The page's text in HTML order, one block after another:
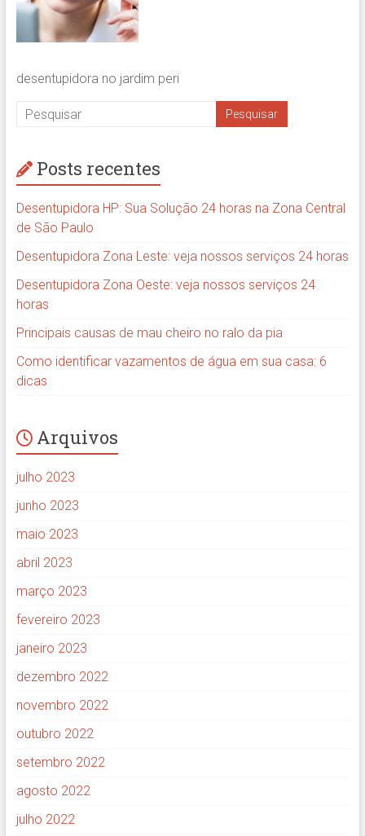
desentupidora no jardim peri
Posts recentes
Desentupidora HP: Sua Solução 24 horas na Zona Central
de São Paulo
Desentupidora Zona Leste: veja nossos serviços 24 horas
Desentupidora Zona Oeste: veja nossos serviços 24
horas
Principais causas de mau cheiro no ralo da pia
Como identificar vazamentos de água em sua casa: 6
dicas
Arquivos
julho 2023
junho 2023
maio 2023
abril 2023
março 2023
fevereiro 2023
janeiro 2023
dezembro 2022
novembro 2022
outubro 2022
setembro 2022
agosto 2022
julho 2022